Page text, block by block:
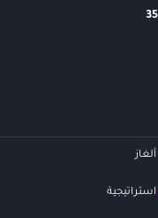
ألغاز
استراتيجية